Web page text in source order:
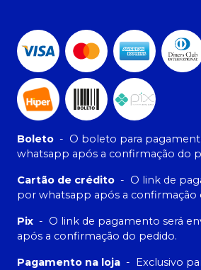
Boleto - O boleto para
whatsapp após a confirmação do
Cartão de crédito - O link de
por whatsapp após a confirmação
Pix - O link de pagamento será
após a confirmação do pedido.
Pagamento na loja - Exclusivo